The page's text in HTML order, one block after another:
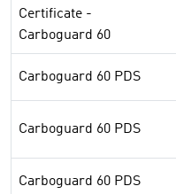
Certificate -
Carboguard 60
Carboguard 60 PDS
Carboguard 60 PDS
Carboguard 60 PDS